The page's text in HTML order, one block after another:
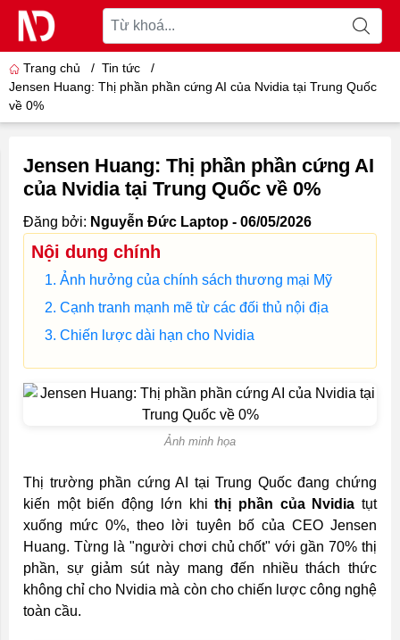
Trang chủ / Tin tức
/
Jensen Huang: Thị phần phần cứng AI của Nvidia tại Trung Quốc
về 0%
Jensen Huang: Thị phần phần cứng AI
của Nvidia tại Trung Quốc về 0%
Đăng bởi: Nguyễn Đức Laptop - 06/05/2026
Nội dung chính
Ảnh hưởng của chính sách thương mại Mỹ
Cạnh tranh mạnh mẽ từ các đối thủ nội địa
Chiến lược dài hạn cho Nvidia
Ảnh minh họa
Thị trường phần cứng AI tại Trung Quốc đang chứng
kiến một biến động lớn khithị phần của Nvidia tụt
xuống mức 0%, theo lời tuyên bố của CEO Jensen
Huang. Từng là "người chơi chủ chốt" với gần 70% thị
phần, sự giảm sút này mang đến nhiều thách thức
không chỉ cho Nvidia mà còn cho chiến lược công nghệ
toàn cầu.